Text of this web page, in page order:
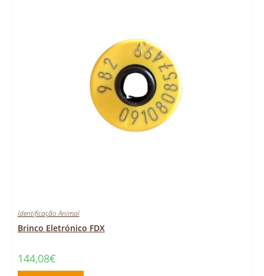
Identificação Animal
Brinco Eletrónico FDX
144,08€